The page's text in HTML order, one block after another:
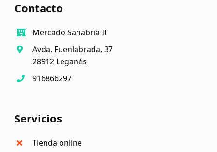
Contacto
Mercado Sanabria II
Avda. Fuenlabrada, 37
28912 Leganés
916866297
Servicios
Tienda online